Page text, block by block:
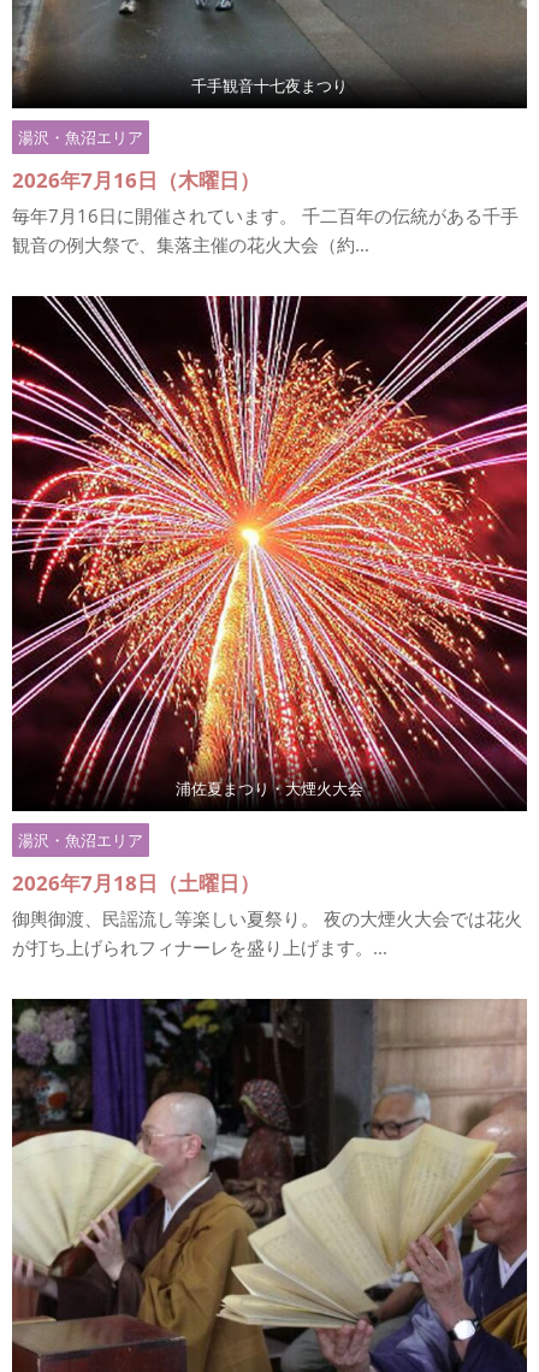
千手観音十七夜まつり
湯沢・魚沼エリア
2026年7月16日（木曜日）
毎年7月16日に開催されています。 千二百年の伝統がある千手
観音の例大祭で、集落主催の花火大会（約...
浦佐夏まつり・大煙火大会
湯沢・魚沼エリア
2026年7月18日（土曜日）
御輿御渡、民謡流し等楽しい夏祭り。 夜の大煙火大会では花火
が打ち上げられフィナーレを盛り上げます。...